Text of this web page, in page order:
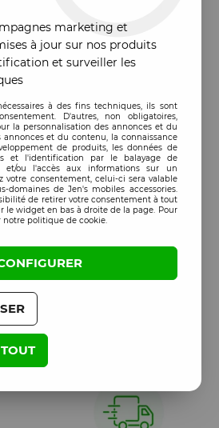
marketing et
à jour sur nos produits
et surveiller les
à des fins techniques, ils sont
D'autres, non obligatoires,
la personnalisation des annonces et du
et du contenu, la connaissance
de produits, les données de
et l'identification par le balayage de
et/ou l'accès aux informations sur un
votre consentement, celui-ci sera valable
domaines de Jen's mobiles accessories.
de retirer votre consentement à tout
widget en bas à droite de la page. Pour
notre politique de cookie.